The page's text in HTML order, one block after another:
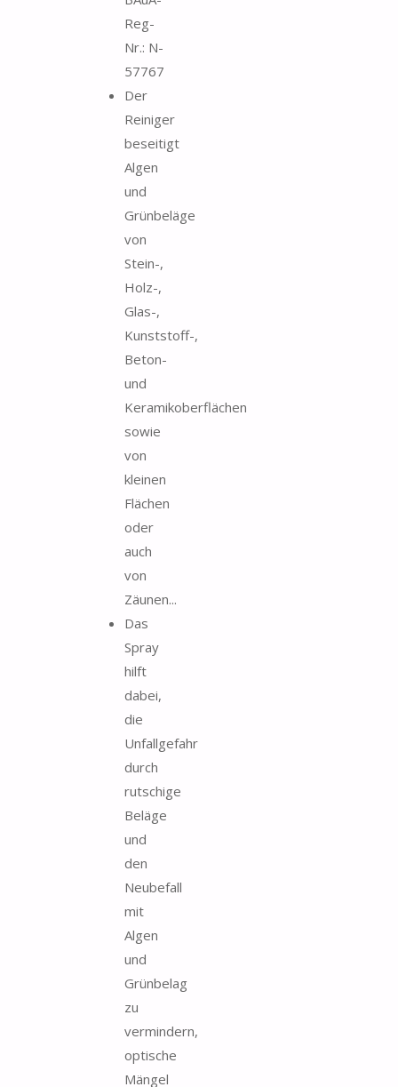
Reg-
Nr.: N-
57767
Der
Reiniger
beseitigt
Algen
und
Grünbeläge
von
Stein-,
Holz-,
Glas-,
Kunststoff-,
Beton-
und
Keramikoberflächen
sowie
von
kleinen
Flächen
oder
auch
von
Zäunen...
Das
Spray
hilft
dabei,
die
Unfallgefahr
durch
rutschige
Beläge
und
den
Neubefall
mit
Algen
und
Grünbelag
zu
vermindern,
optische
Mängel